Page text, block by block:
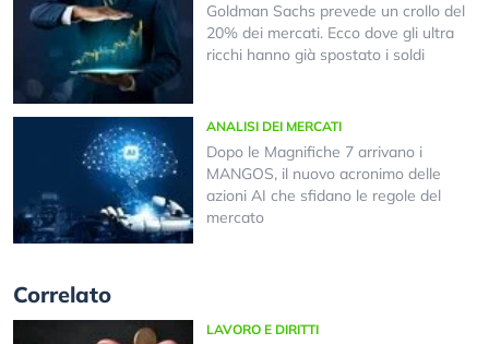
Goldman Sachs prevede un crollo del
20% dei mercati. Ecco dove gli ultra
ricchi hanno già spostato i soldi
ANALISI DEI MERCATI
Dopo le Magnifiche 7 arrivano i
MANGOS, il nuovo acronimo delle
azioni AI che sfidano le regole del
mercato
Correlato
LAVORO E DIRITTI